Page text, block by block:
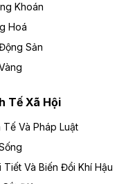
Công ty Cổ
DLG) được
đất làm khu
thuê gần 59 ha
nghệ cao Long
Khoán
Hoá
Sản
Tế Xã Hội
Tế Và Pháp Luật
Tiết Và Biến Đổi Khí Hậu